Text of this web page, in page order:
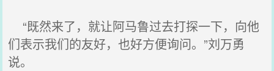
“既然来了，就让阿马鲁过去打探一下，向他
们表示我们的友好，也好方便询问。”刘万勇
说。